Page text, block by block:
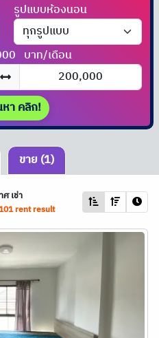
รูปแบบห้องนอน
บาท/เดือน
า คลิก!
ขาย (1)
เช่า
rent result